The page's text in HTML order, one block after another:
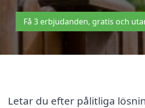
Få 3 erbjudanden, gratis och
Letar du efter pålitliga